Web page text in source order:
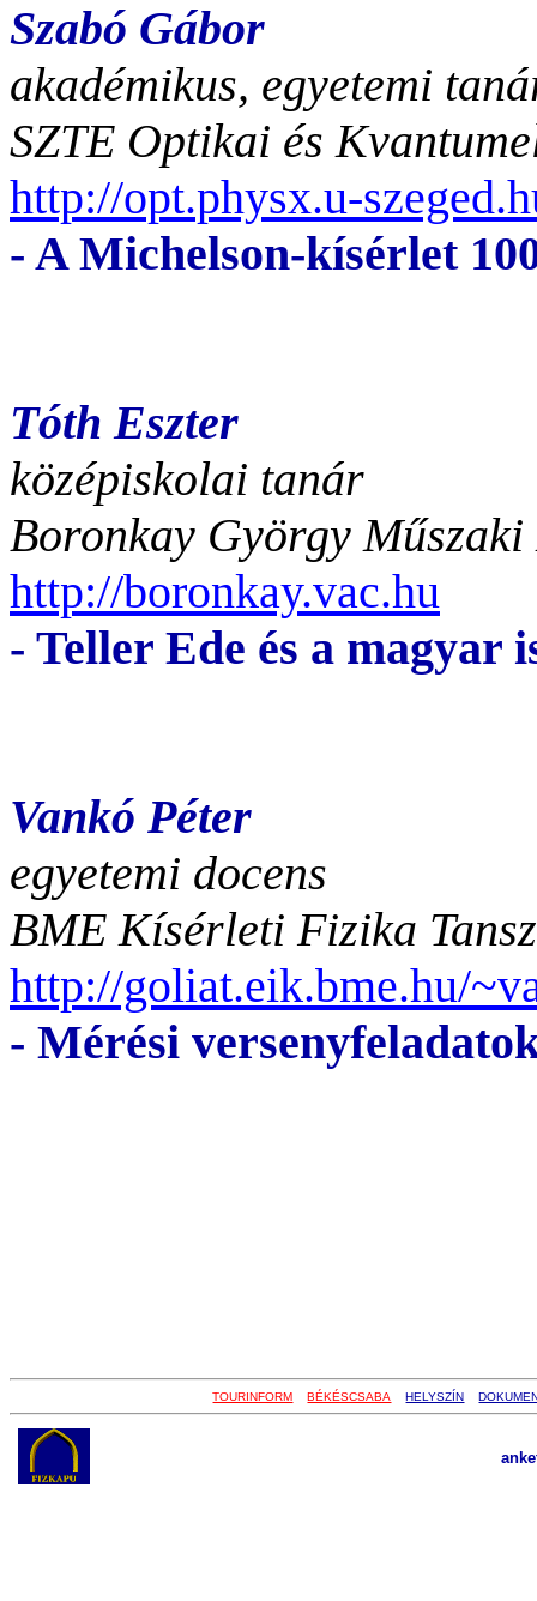
Szabó Gábor
akadémikus, egyetemi
SZTE Optikai és
http://opt.physx.u-
- A Michelson-kísérlet
Tóth Eszter
középiskolai tanár
Boronkay György
http://boronkay.vac.hu
- Teller Ede és a magyar
Vankó Péter
egyetemi docens
BME Kísérleti Fizika
http://goliat.eik.bme.hu/
- Mérési
TOURINFORM BÉKÉSCSABA HELYSZÍN